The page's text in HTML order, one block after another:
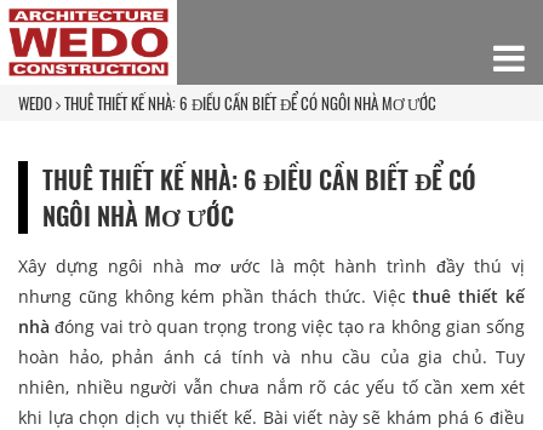
WEDO THUÊ THIẾT KẾ NHÀ: 6 ĐIỀU CẦN BIẾT ĐỂ CÓ NGÔI NHÀ MƠ ƯỚC
THUÊ THIẾT KẾ NHÀ: 6 ĐIỀU CẦN BIẾT ĐỂ CÓ
NGÔI NHÀ MƠ ƯỚC
Xây dựng ngôi nhà mơ ước là một hành trình đầy thú vị
nhưng cũng không kém phần thách thức. Việcthuê thiết kế
nhà đóng vai trò quan trọng trong việc tạo ra không gian sống
hoàn hảo, phản ánh cá tính và nhu cầu của gia chủ. Tuy
nhiên, nhiều người vẫn chưa nắm rõ các yếu tố cần xem xét
khi lựa chọn dịch vụ thiết kế. Bài viết này sẽ khám phá 6 điều